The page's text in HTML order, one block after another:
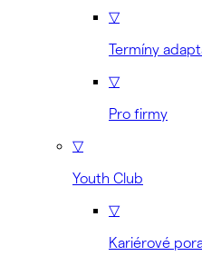
▽
Termíny
▽
Pro firmy
▽
Youth Club
▽
Kariérové